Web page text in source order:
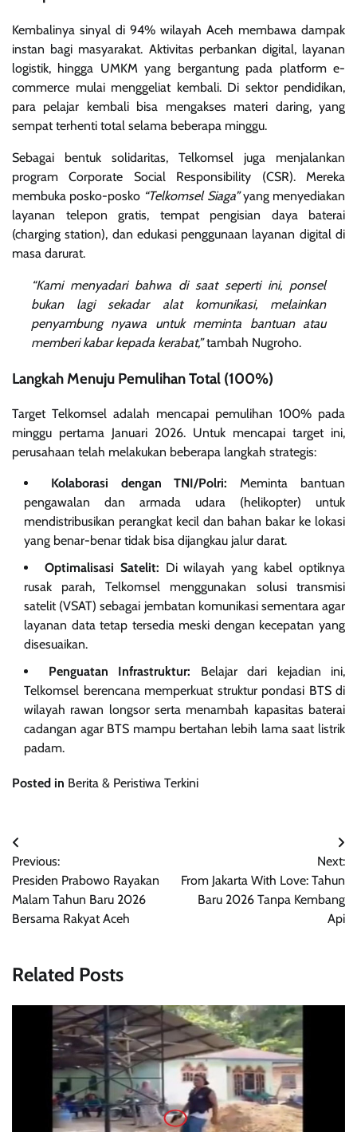
Kembalinya sinyal di 94% wilayah Aceh membawa dampak
instan bagi masyarakat. Aktivitas perbankan digital, layanan
logistik, hingga UMKM yang bergantung pada platform e-
commerce mulai menggeliat kembali. Di sektor pendidikan,
para pelajar kembali bisa mengakses materi daring, yang
sempat terhenti total selama beberapa minggu.
Sebagai bentuk solidaritas, Telkomsel juga menjalankan
program Corporate Social Responsibility (CSR). Mereka
membuka posko-posko “Telkomsel Siaga”yang menyediakan
layanan telepon gratis, tempat pengisian daya baterai
(charging station), dan edukasi penggunaan layanan digital di
masa darurat.
“Kami menyadari bahwa di saat seperti ini, ponsel
bukan lagi sekadar alat komunikasi, melainkan
penyambung nyawa untuk meminta bantuan atau
memberi kabar kepada kerabat,”tambah Nugroho.
Langkah Menuju Pemulihan Total (100%)
Target Telkomsel adalah mencapai pemulihan 100% pada
minggu pertama Januari 2026. Untuk mencapai target ini,
perusahaan telah melakukan beberapa langkah strategis:
Kolaborasi dengan TNI/Polri: Meminta bantuan
pengawalan dan armada udara (helikopter) untuk
mendistribusikan perangkat kecil dan bahan bakar ke lokasi
yang benar-benar tidak bisa dijangkau jalur darat.
Optimalisasi Satelit: Di wilayah yang kabel optiknya
rusak parah, Telkomsel menggunakan solusi transmisi
satelit (VSAT) sebagai jembatan komunikasi sementara agar
layanan data tetap tersedia meski dengan kecepatan yang
disesuaikan.
Penguatan Infrastruktur: Belajar dari kejadian ini,
Telkomsel berencana memperkuat struktur pondasi BTS di
wilayah rawan longsor serta menambah kapasitas baterai
cadangan agar BTS mampu bertahan lebih lama saat listrik
padam.
Posted in Berita & Peristiwa Terkini
Navigasi
pos
Previous:
Presiden Prabowo Rayakan
Malam Tahun Baru 2026
Bersama Rakyat Aceh
Next:
From Jakarta With Love: Tahun
Baru 2026 Tanpa Kembang
Api
Related Posts